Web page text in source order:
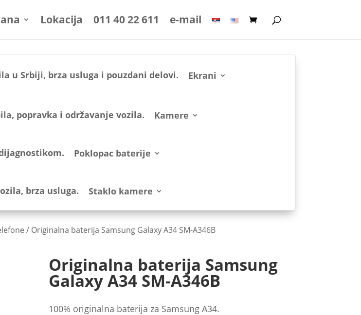
Lokacija 011 40 22 611 e-mail
Ekrani
Kamere
Poklopac baterije
Staklo kamere
/ Originalna baterija Samsung Galaxy A34 SM-A346B
Originalna baterija Samsung
Galaxy A34 SM-A346B
100% originalna baterijа za Samsung A34.